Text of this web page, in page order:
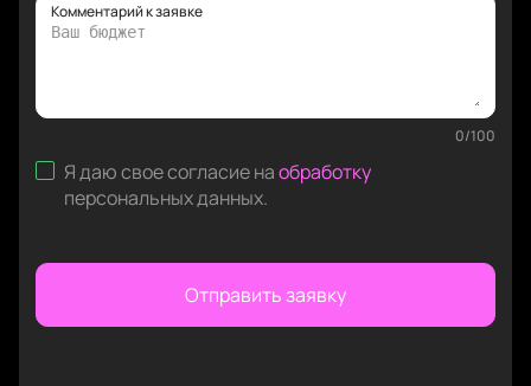
Комментарий к заявке
0/100
Я даю свое согласие наобработку
персональных данных.
Отправить заявку